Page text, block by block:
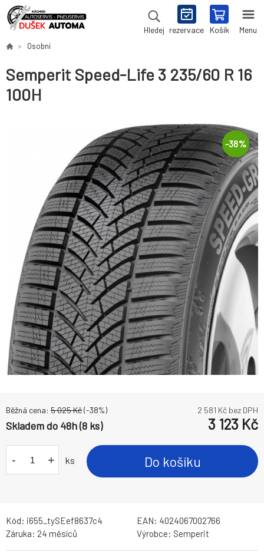
Hledej rezervace Košík Menu
Osobní
Semperit Speed-Life 3 235/60 R 16
100H
-38%
Běžná cena: 5 025Kč(-38%) 2 581 Kč bez DPH
Skladem do 48h (8 ks) 3 123 Kč
- + ks Do košíku
Kód: i655_tySEef8637c4 EAN: 4024067002766
Záruka: 24 měsíců Výrobce: Semperit